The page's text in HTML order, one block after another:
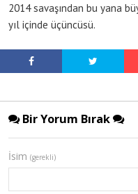
2014 savaşından bu yana
yıl içinde üçüncüsü.
Bir Yorum Bırak
İsim (gerekli)